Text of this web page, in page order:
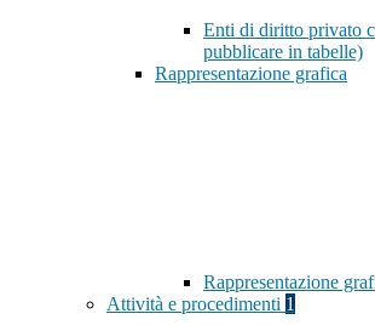
Enti di diritto privato
pubblicare in tabelle)
Rappresentazione grafica
Rappresentazione
Attività e procedimenti 1